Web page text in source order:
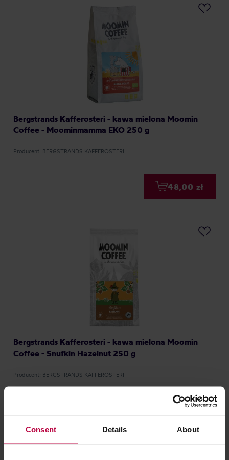
Consent Details About
Bergstrands Kafferosteri - kawa mielona Moomin
Coffee - Moominmamma EKO 250 g
Producent: BERGSTRANDS KAFFEROSTERI
48,00 zł
Bergstrands Kafferosteri - kawa mielona Moomin
Coffee - Snufkin Hazelnut 250 g
Producent: BERGSTRANDS KAFFEROSTERI
48,00 zł